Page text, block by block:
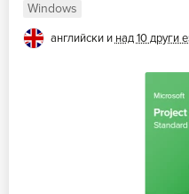
Windows
английски и над 10 други